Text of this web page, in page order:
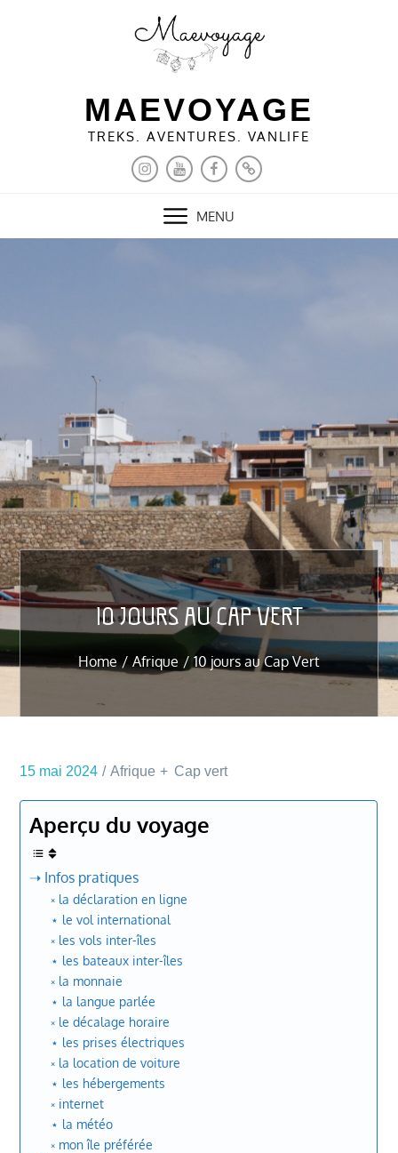
MAEVOYAGE
TREKS. AVENTURES. VANLIFE
INSTAGRAM
YOUTUBEFACEBOOKPINTEREST
MENU
10 JOURS AU CAP VERT
Home Afrique 10 jours au Cap Vert
15 mai 2024 Afrique Cap vert
Aperçu du voyage
➝ Infos pratiques
༝ la déclaration en ligne
⋆ le vol international
༝ les vols inter-îles
⋆ les bateaux inter-îles
༝ la monnaie
⋆ la langue parlée
༝ le décalage horaire
⋆ les prises électriques
༝ la location de voiture
⋆ les hébergements
༝ internet
⋆ la météo
༝ mon île préférée